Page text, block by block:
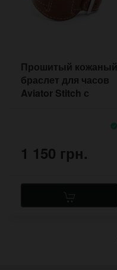
Прошитый кожаный
браслет для часов
Aviator Stitch с
1 150 грн.